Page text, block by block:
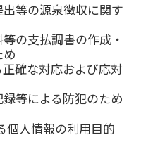
等の源泉徴収に関す
の支払調書の作成・
確な対応および応対
等による防犯のため
る個人情報の利用目的